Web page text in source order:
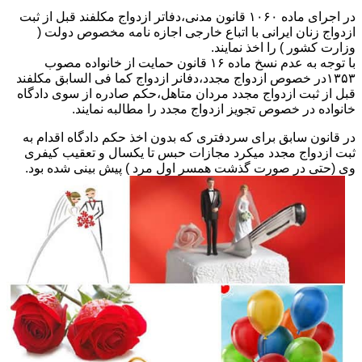
در اجرای ماده ۱۰۶۰ قانون مدنی،دفاتر ازدواج مکلفند قبل از ثبت
ازدواج زنان ایرانی با اتباع خارجی اجازه نامه مخصوص دولت (
وزارت کشور ) را اخذ نمایند.
با توجه به عدم نسخ ماده ۱۶ قانون حمایت از خانواده مصوب
۱۳۵۳در خصوص ازدواج مجدد،دفانر ازدواج کما فی السابق مکلفند
قبل از ثبت ازدواج مجدد مردان متاهل،حکم صادره از سوی دادگاه
خانواده در خصوص تجویز ازدواج مجدد را مطالبه نمایند.
در قانون سابق برای سردفتری که بدون اخذ حکم دادگاه اقدام به
ثبت ازدواج مجدد میکرد مجازات حبس تا یکسال و تعقیب کیفری
وی (حتی در صورت گذشت همسر اول مرد ) پیش بینی شده بود.